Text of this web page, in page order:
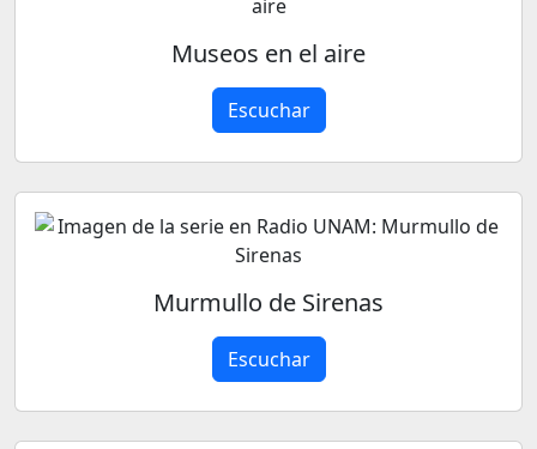
Museos en el aire
Escuchar
Murmullo de Sirenas
Escuchar